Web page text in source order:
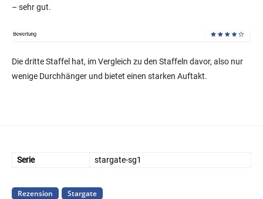
– sehr gut.
Die dritte Staffel hat, im Vergleich zu den Staffeln davor, also nur
wenige Durchhänger und bietet einen starken Auftakt.
Serie stargate-sg1
Rezension Stargate